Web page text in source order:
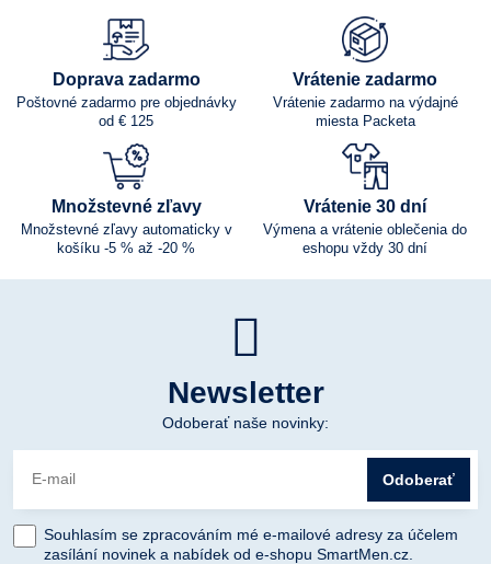
Doprava zadarmo
Poštovné zadarmo pre objednávky
od € 125
Vrátenie zadarmo
Vrátenie zadarmo na výdajné
miesta Packeta
Množstevné zľavy
Množstevné zľavy automaticky v
košíku -5 % až -20 %
Vrátenie 30 dní
Výmena a vrátenie oblečenia do
eshopu vždy 30 dní
Newsletter
Odoberať naše novinky:
Odoberať
Souhlasím se zpracováním mé e-mailové adresy za účelem
zasílání novinek a nabídek od e-shopu SmartMen.cz.